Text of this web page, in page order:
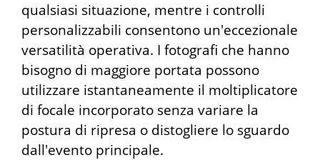
qualsiasi situazione, mentre i controlli
personalizzabili consentono un'eccezionale
versatilità operativa. I fotografi che hanno
bisogno di maggiore portata possono
utilizzare istantaneamente il moltiplicatore
di focale incorporato senza variare la
postura di ripresa o distogliere lo sguardo
dall'evento principale.